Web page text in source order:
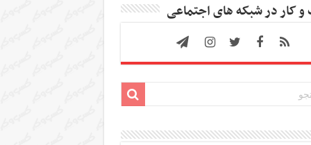
کار در شبکه های اجتماعی